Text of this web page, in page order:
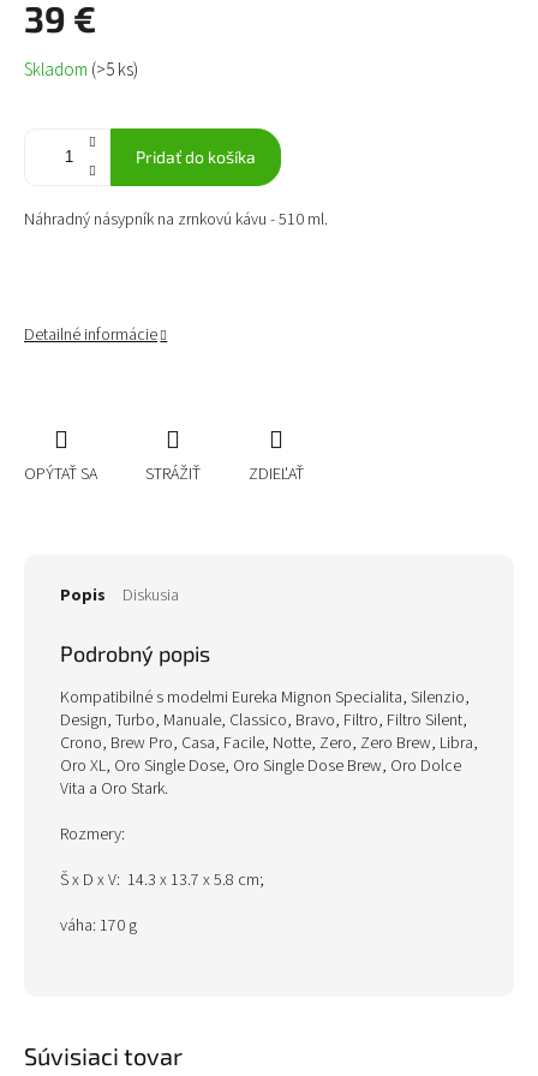
39 €
Jednotková
cena:
Skladom (>5 ks)
Pridať do košíka
Náhradný násypník na zrnkovú kávu - 510 ml.
Detailné informácie
OPÝTAŤ SA STRÁŽIŤ ZDIEĽAŤ
Popis Diskusia
Podrobný popis
Kompatibilné s modelmi Eureka Mignon Specialita, Silenzio,
Design, Turbo, Manuale, Classico, Bravo, Filtro, Filtro Silent,
Crono, Brew Pro, Casa, Facile, Notte, Zero, Zero Brew, Libra,
Oro XL, Oro Single Dose, Oro Single Dose Brew, Oro Dolce
Vita a Oro Stark.
Rozmery: ‎
Š x D x V: 14.3 x 13.7 x 5.8 cm;
váha: 170 g
Súvisiaci tovar